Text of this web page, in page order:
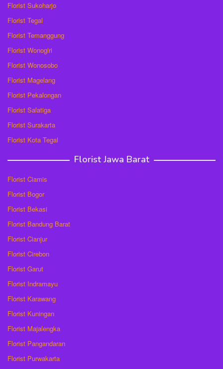
Florist Sukoharjo
Florist Tegal
Florist Temanggung
Florist Wonogiri
Florist Wonosobo
Florist Magelang
Florist Pekalongan
Florist Salatiga
Florist Surakarta
Florist Kota Tegal
Florist Jawa Barat
Florist Ciamis
Florist Bogor
Florist Bekasi
Florist Bandung Barat
Florist Cianjur
Florist Cirebon
Florist Garut
Florist Indramayu
Florist Karawang
Florist Kuningan
Florist Majalengka
Florist Pangandaran
Florist Purwakarta